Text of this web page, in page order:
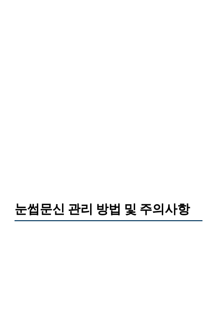
눈썹문신 관리 방법 및 주의사항